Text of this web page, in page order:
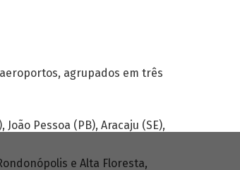
agrupados em três
Pessoa (PB), Aracaju (SE),
e Alta Floresta,